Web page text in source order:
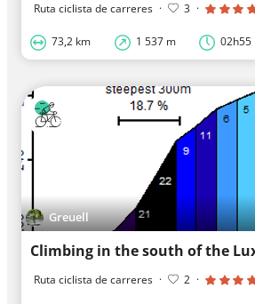
Ruta ciclista de carreres · 3 ·
73,2 km 1 537 m 02h55
Greuell
Ruta ciclista de carreres · 2 ·